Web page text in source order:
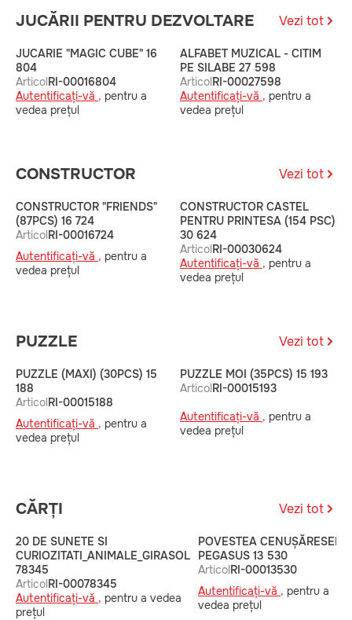
JUCĂRII PENTRU DEZVOLTARE Vezi tot
JUCARIE "MAGIC CUBE" 16
804
ArticolRI-00016804
Autentificați-vă , pentru a
vedea prețul
ALFABET MUZICAL - CITIM
PE SILABE 27 598
ArticolRI-00027598
Autentificați-vă , pentru a
vedea prețul
CONSTRUCTOR Vezi tot
CONSTRUCTOR "FRIENDS"
(87PCS) 16 724
ArticolRI-00016724
Autentificați-vă , pentru a
vedea prețul
CONSTRUCTOR CASTEL
PENTRU PRINTESA (154 PSC)
30 624
ArticolRI-00030624
Autentificați-vă , pentru a
vedea prețul
PUZZLE Vezi tot
PUZZLE (MAXI) (30PCS) 15
188
ArticolRI-00015188
Autentificați-vă , pentru a
vedea prețul
PUZZLE MOI (35PCS) 15 193
ArticolRI-00015193
Autentificați-vă , pentru a
vedea prețul
CĂRȚI Vezi tot
20 DE SUNETE SI
CURIOZITATI_ANIMALE_GIRASOL
78345
ArticolRI-00078345
Autentificați-vă , pentru a vedea
prețul
POVESTEA CENUȘĂRESEI
PEGASUS 13 530
ArticolRI-00013530
Autentificați-vă , pentru a
vedea prețul